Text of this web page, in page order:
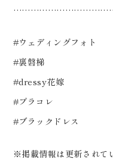
#ウェディングフォト
#裏磐梯
#dressy花嫁
#プラコレ
#ブラックドレス
※掲載情報は更新されて